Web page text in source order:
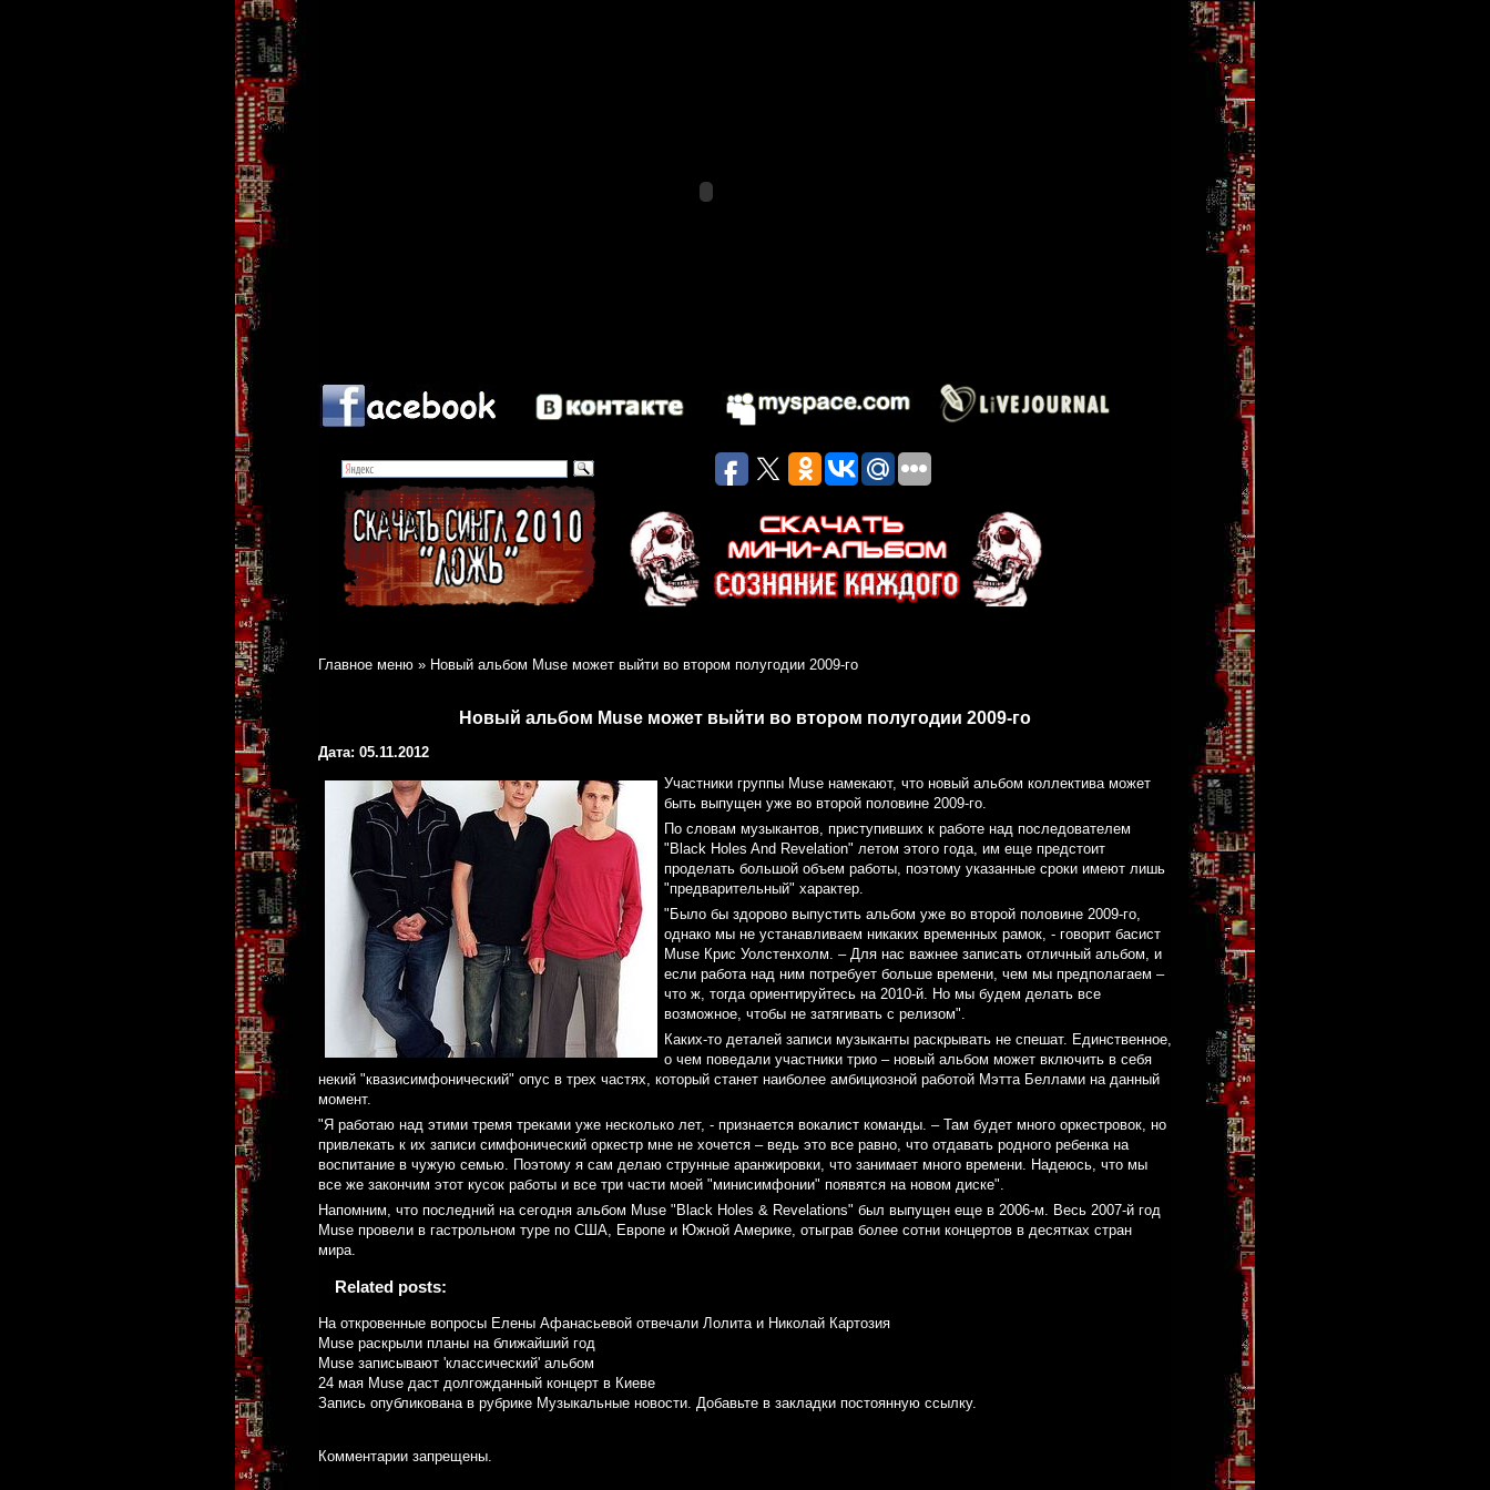
Главное меню » Новый альбом Muse может выйти во втором полугодии 2009-го
Новый альбом Muse может выйти во втором полугодии 2009-го
Дата: 05.11.2012
Участники группы Muse намекают, что новый альбом коллектива может
быть выпущен уже во второй половине 2009-го.
По словам музыкантов, приступивших к работе над последователем
"Black Holes And Revelation" летом этого года, им еще предстоит
проделать большой объем работы, поэтому указанные сроки имеют лишь
"предварительный" характер.
"Было бы здорово выпустить альбом уже во второй половине 2009-го,
однако мы не устанавливаем никаких временных рамок, - говорит басист
Muse Крис Уолстенхолм. – Для нас важнее записать отличный альбом, и
если работа над ним потребует больше времени, чем мы предполагаем –
что ж, тогда ориентируйтесь на 2010-й. Но мы будем делать все
возможное, чтобы не затягивать с релизом".
Каких-то деталей записи музыканты раскрывать не спешат. Единственное,
о чем поведали участники трио – новый альбом может включить в себя
некий "квазисимфонический" опус в трех частях, который станет наиболее амбициозной работой Мэтта Беллами на данный
момент.
"Я работаю над этими тремя треками уже несколько лет, - признается вокалист команды. – Там будет много оркестровок, но
привлекать к их записи симфонический оркестр мне не хочется – ведь это все равно, что отдавать родного ребенка на
воспитание в чужую семью. Поэтому я сам делаю струнные аранжировки, что занимает много времени. Надеюсь, что мы
все же закончим этот кусок работы и все три части моей "минисимфонии" появятся на новом диске".
Напомним, что последний на сегодня альбом Muse "Black Holes & Revelations" был выпущен еще в 2006-м. Весь 2007-й год
Muse провели в гастрольном туре по США, Европе и Южной Америке, отыграв более сотни концертов в десятках стран
мира.
Related posts:
На откровенные вопросы Елены Афанасьевой отвечали Лолита и Николай Картозия
Muse раскрыли планы на ближайший год
Muse записывают 'классический' альбом
24 мая Muse даст долгожданный концерт в Киеве
Запись опубликована в рубрике Музыкальные новости. Добавьте в закладки постоянную ссылку.
Комментарии запрещены.